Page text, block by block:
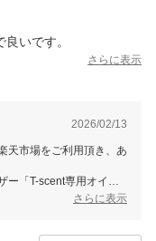
いです。
さらに表示
2026/02/13
天市場をご利用頂き、あ
ー「T-scent専用オイ
さらに表示